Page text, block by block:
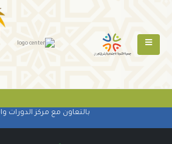
بالتعاون مع مركز الدورات